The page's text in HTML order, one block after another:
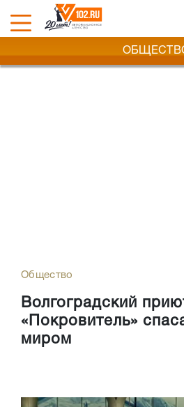
Общество
Волгоградский
«Покровитель»
миром